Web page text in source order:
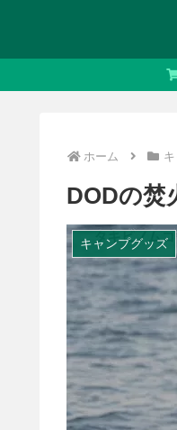
ホーム
DODの焚
キャンプグッズ